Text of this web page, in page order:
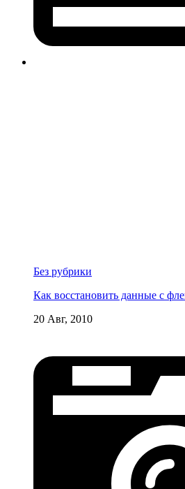
Без рубрики
Как восстановить данные с
20 Авг, 2010